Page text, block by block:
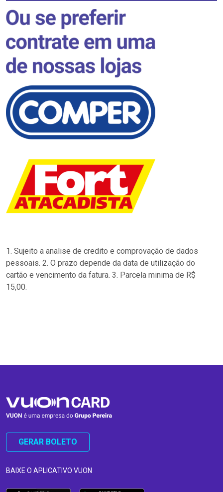
1. Sujeito a analise de credito e comprovação de dados
pessoais. 2. O prazo depende da data de utilização do
cartão e vencimento da fatura. 3. Parcela minima de R$
15,00.
GERAR BOLETO
BAIXE O APLICATIVO VUON